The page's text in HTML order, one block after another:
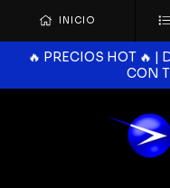
INICIO
🔥 PRECIOS HOT 🔥 |
CON